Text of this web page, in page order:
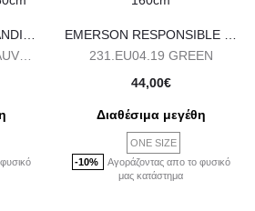
231.EU04.19 GREEN
44,00€
Διαθέσιμα μεγέθη
ONE SIZE
-10%
Αγοράζοντας απο το φυσικό
μας κατάστημα